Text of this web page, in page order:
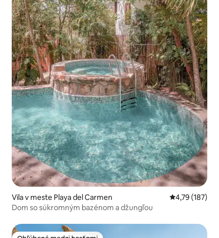
Vila v meste Playa del Carmen Priemerné
4,79 (187)
Dom so súkromným bazénom a džungľou